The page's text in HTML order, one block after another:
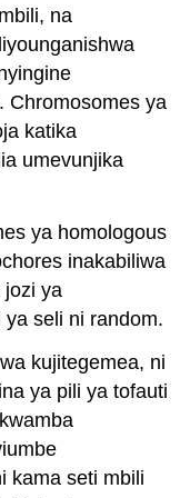
na
Chromosomes ya
katika
umevunjika
ya homologous
inakabiliwa
jozi ya
seli ni random.
kujitegemea, ni
ya pili ya tofauti
kama seti mbili